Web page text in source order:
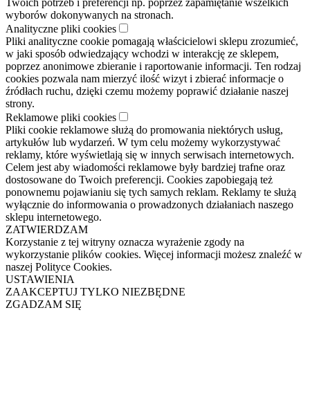
Twoich potrzeb i preferencji np. poprzez zapamiętanie wszelkich
wyborów dokonywanych na stronach.
Analityczne pliki cookies
Pliki analityczne cookie pomagają właścicielowi sklepu zrozumieć,
w jaki sposób odwiedzający wchodzi w interakcję ze sklepem,
poprzez anonimowe zbieranie i raportowanie informacji. Ten rodzaj
cookies pozwala nam mierzyć ilość wizyt i zbierać informacje o
źródłach ruchu, dzięki czemu możemy poprawić działanie naszej
strony.
Reklamowe pliki cookies
Pliki cookie reklamowe służą do promowania niektórych usług,
artykułów lub wydarzeń. W tym celu możemy wykorzystywać
reklamy, które wyświetlają się w innych serwisach internetowych.
Celem jest aby wiadomości reklamowe były bardziej trafne oraz
dostosowane do Twoich preferencji. Cookies zapobiegają też
ponownemu pojawianiu się tych samych reklam. Reklamy te służą
wyłącznie do informowania o prowadzonych działaniach naszego
sklepu internetowego.
ZATWIERDZAM
Korzystanie z tej witryny oznacza wyrażenie zgody na
wykorzystanie plików cookies. Więcej informacji możesz znaleźć w
naszej Polityce Cookies.
USTAWIENIA
ZAAKCEPTUJ TYLKO NIEZBĘDNE
ZGADZAM SIĘ